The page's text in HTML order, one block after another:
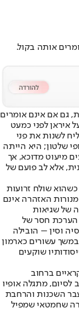
אותה בקול.
גם אם אינם אומרים
איראן לפני כמעט
לשנות את פני
הייתה רק חילופי שלטון; היא הייתה
מיעוט מדוכא, אך
אלא לב פועם של
שולח זרועות
האזהרה אינם
של שגיאות
הערכת חסר של
וסין – הובילה
עשורים כארמון
שוקעים
ברחוב
מתגלה אופיו
השכנות והרחבת
שחמטאי שמפיל